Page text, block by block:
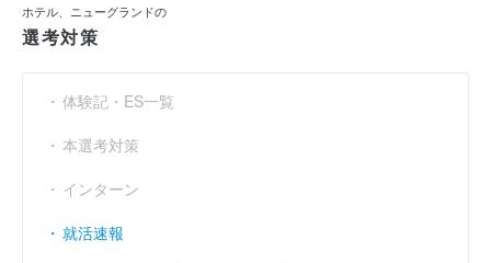
売上伸び率
営業利益率 （％） - 23.22 - 8.99
経常利益率 （％）
ホテル、ニューグランドの
選考対策
体験記・ES一覧
本選考対策
インターン
就活速報